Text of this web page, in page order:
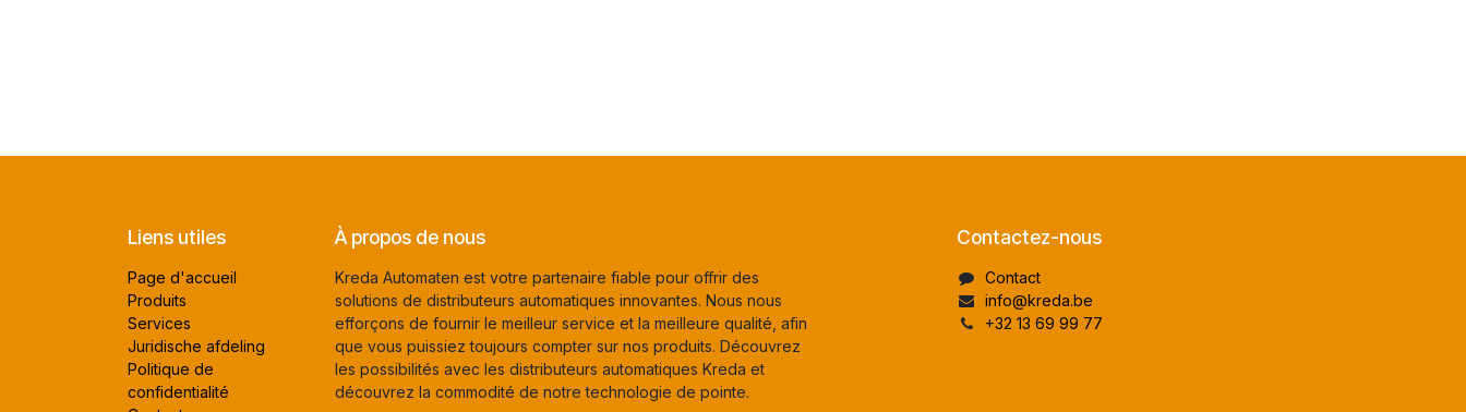
Liens utiles
Page d'accueil
Produits
Services
Juridische afdeling
Politique de
confidentialité
À propos de nous
Kreda Automaten est votre partenaire fiable pour offrir des
solutions de distributeurs automatiques innovantes. Nous nous
efforçons de fournir le meilleur service et la meilleure qualité, afin
que vous puissiez toujours compter sur nos produits. Découvrez
les possibilités avec les distributeurs automatiques Kreda et
découvrez la commodité de notre technologie de pointe.
Contactez-nous
Contact
info@kreda.be
+32 13 69 99 77